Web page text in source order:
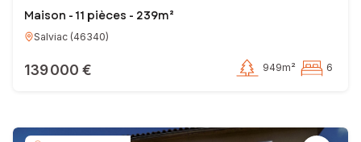
Maison - 11 pièces - 239m²
Salviac (46340)
139 000 € 949m² 6